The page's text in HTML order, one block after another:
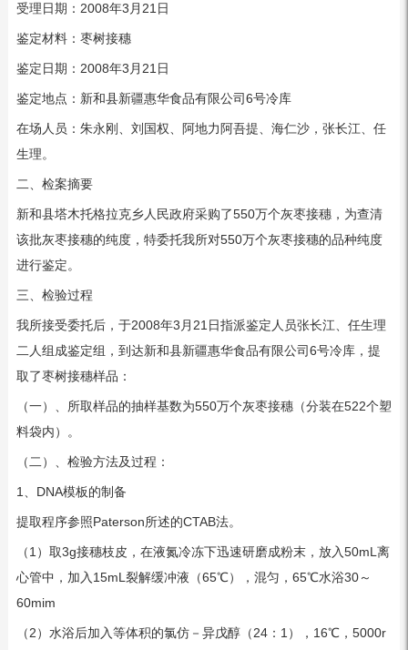
受理日期：2008年3月21日
鉴定材料：枣树接穗
鉴定日期：2008年3月21日
鉴定地点：新和县新疆惠华食品有限公司6号冷库
在场人员：朱永刚、刘国权、阿地力阿吾提、海仁沙，张长江、任
生理。
二、检案摘要
新和县塔木托格拉克乡人民政府采购了550万个灰枣接穗，为查清
该批灰枣接穗的纯度，特委托我所对550万个灰枣接穗的品种纯度
进行鉴定。
三、检验过程
我所接受委托后，于2008年3月21日指派鉴定人员张长江、任生理
二人组成鉴定组，到达新和县新疆惠华食品有限公司6号冷库，提
取了枣树接穗样品：
（一）、所取样品的抽样基数为550万个灰枣接穗（分装在522个塑
料袋内）。
（二）、检验方法及过程：
1、DNA模板的制备
提取程序参照Paterson所述的CTAB法。
（1）取3g接穗枝皮，在液氮冷冻下迅速研磨成粉末，放入50mL离
心管中，加入15mL裂解缓冲液（65℃），混匀，65℃水浴30～
60mim
（2）水浴后加入等体积的氯仿－异戊醇（24：1），16℃，5000r